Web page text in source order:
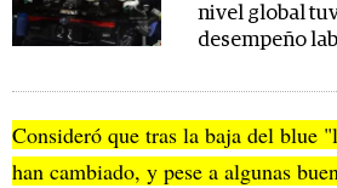
nivel global
desempeño
Consideró que tras la baja del blue
han cambiado, y pese a algunas